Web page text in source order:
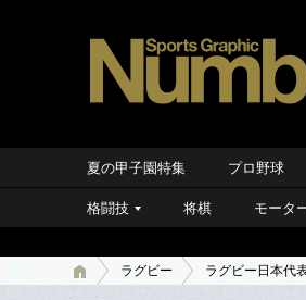
夏の甲子園特集 プロ野球
格闘技 将棋 モータ
ラグビー ラグビー日本代